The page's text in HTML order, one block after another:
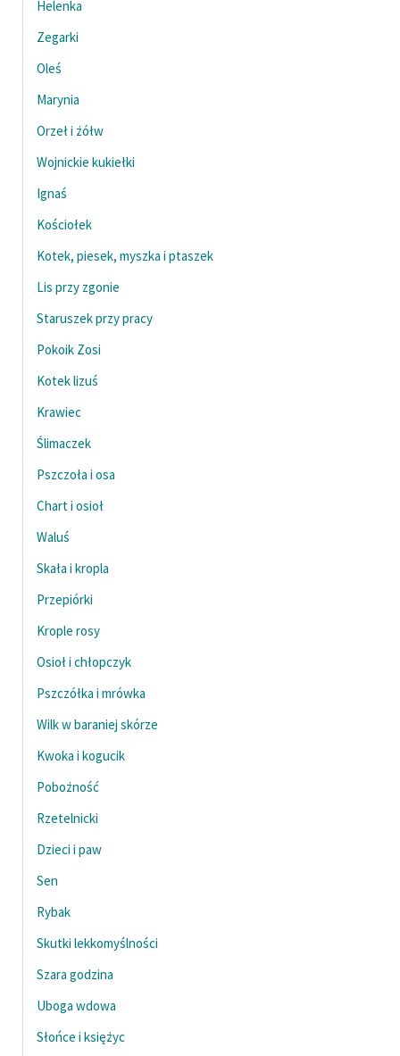
Helenka
Zegarki
Oleś
Marynia
Orzeł i żółw
Wojnickie kukiełki
Ignaś
Kościołek
Kotek, piesek, myszka i ptaszek
Lis przy zgonie
Staruszek przy pracy
Pokoik Zosi
Kotek lizuś
Krawiec
Ślimaczek
Pszczoła i osa
Chart i osioł
Waluś
Skała i kropla
Przepiórki
Krople rosy
Osioł i chłopczyk
Pszczółka i mrówka
Wilk w baraniej skórze
Kwoka i kogucik
Pobożność
Rzetelnicki
Dzieci i paw
Sen
Rybak
Skutki lekkomyślności
Szara godzina
Uboga wdowa
Słońce i księżyc